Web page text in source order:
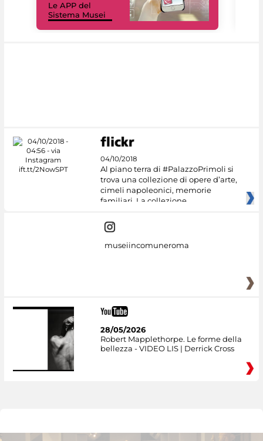
Le APP del
Sistema Musei
04/10/2018
Al piano terra di #PalazzoPrimoli si
trova una collezione di opere d’arte,
cimeli napoleonici, memorie
familiari. La collezione
museiincomuneroma
28/05/2026
Robert Mapplethorpe. Le forme della
bellezza - VIDEO LIS | Derrick Cross